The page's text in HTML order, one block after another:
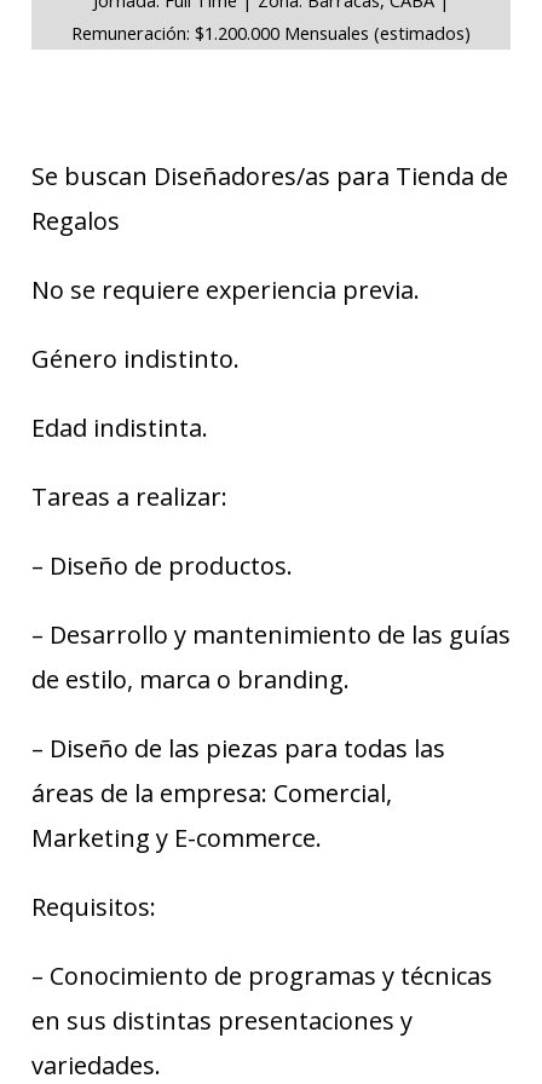
Remuneración: $1.200.000 Mensuales (estimados)
Se buscan Diseñadores/as para Tienda de
Regalos
No se requiere experiencia previa.
Género indistinto.
Edad indistinta.
Tareas a realizar:
– Diseño de productos.
– Desarrollo y mantenimiento de las guías
de estilo, marca o branding.
– Diseño de las piezas para todas las
áreas de la empresa: Comercial,
Marketing y E-commerce.
Requisitos:
– Conocimiento de programas y técnicas
en sus distintas presentaciones y
variedades.